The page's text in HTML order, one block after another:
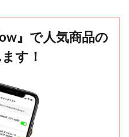
』で人気商品の
す！